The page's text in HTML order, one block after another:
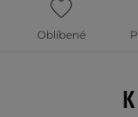
Oblíbené